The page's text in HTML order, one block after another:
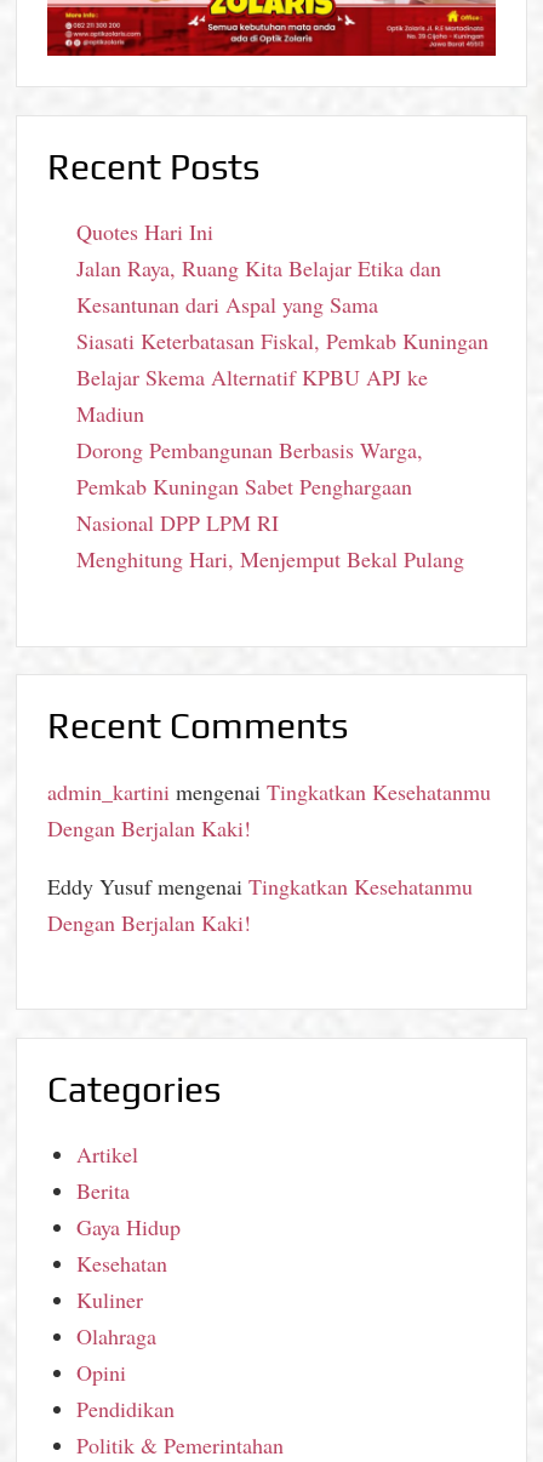
Recent Posts
Quotes Hari Ini
Jalan Raya, Ruang Kita Belajar Etika dan
Kesantunan dari Aspal yang Sama
Siasati Keterbatasan Fiskal, Pemkab Kuningan
Belajar Skema Alternatif KPBU APJ ke
Madiun
Dorong Pembangunan Berbasis Warga,
Pemkab Kuningan Sabet Penghargaan
Nasional DPP LPM RI
Menghitung Hari, Menjemput Bekal Pulang
Recent Comments
admin_kartini mengenaiTingkatkan Kesehatanmu
Dengan Berjalan Kaki!
Eddy YusufmengenaiTingkatkan Kesehatanmu
Dengan Berjalan Kaki!
Categories
Artikel
Berita
Gaya Hidup
Kesehatan
Kuliner
Olahraga
Opini
Pendidikan
Politik & Pemerintahan